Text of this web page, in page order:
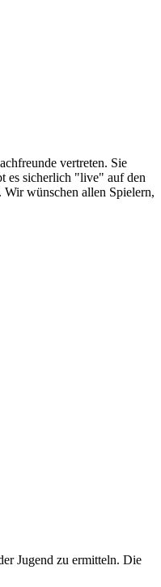
vertreten. Sie
es sicherlich "live" auf den
Wir wünschen allen Spielern,
Jugend zu ermitteln. Die